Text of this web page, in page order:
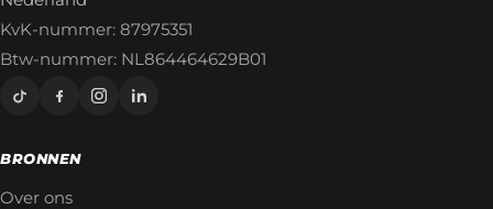
KvK-nummer: 87975351
Btw-nummer: NL864464629B01
BRONNEN
Over ons